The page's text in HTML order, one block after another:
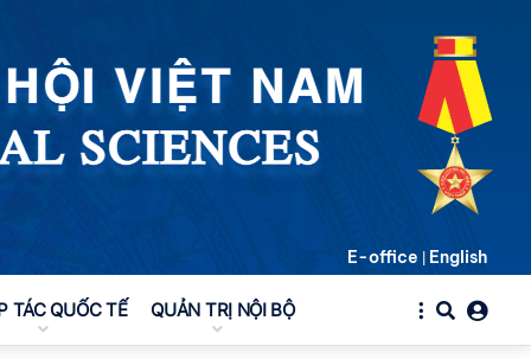
E-office | English
TÁC QUỐC TẾ QUẢN TRỊ NỘI BỘ